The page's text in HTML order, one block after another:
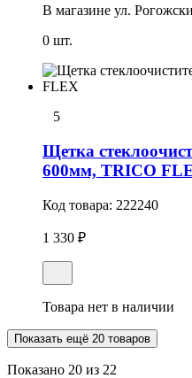
В магазине ул.
0 шт.
5
Щетка
600мм, TRICO
Код товара: 222240
1 330 ₽
Товара нет в наличии
Показать ещё 20 товаров
Показано 20 из 22